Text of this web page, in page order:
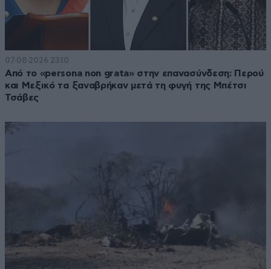
07·08·2026 23:10
Από το «persona non grata» στην επανασύνδεση: Περού
και Μεξικό τα ξαναβρήκαν μετά τη φυγή της Μπέτσι
Τσάβες